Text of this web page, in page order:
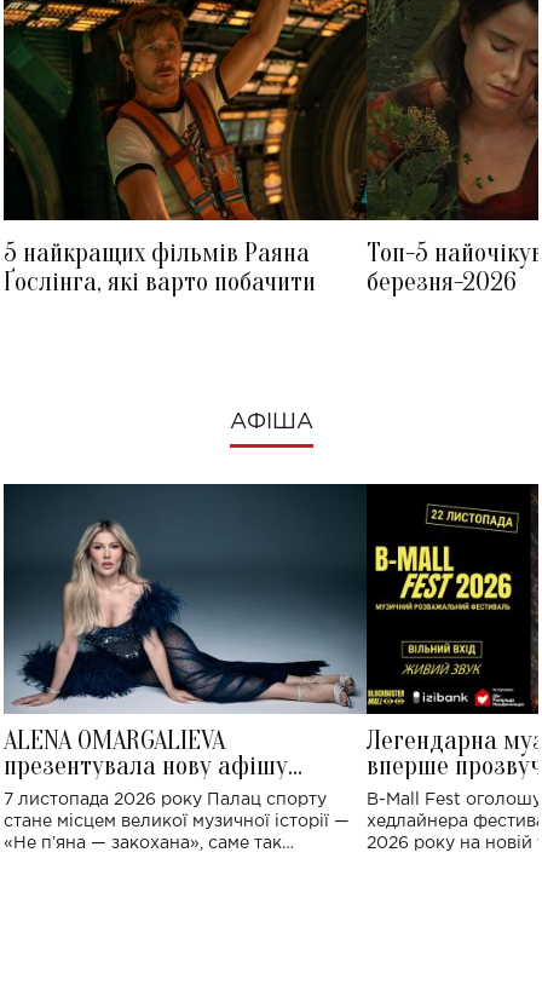
5 найкращих фільмів Раяна
Ґослінга, які варто побачити
Топ-5
березня-2026
АФІША
ALENA OMARGALIEVA
презентувала нову афішу
великого концерту в Палаці
спорту
7 листопада 2026 року Палац спорту
стане місцем великої музичної історії —
«Не пʼяна — закохана», саме так
Легендарна
вперше
Україні: де
B-Mall Fest
хедлайнера
2026 року на новій